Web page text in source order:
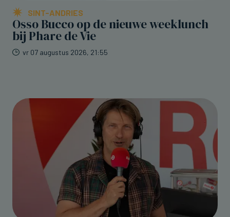
SINT-ANDRIES
Osso Bucco op de nieuwe weeklunch
bij Phare de Vie
vr 07 augustus 2026, 21:55